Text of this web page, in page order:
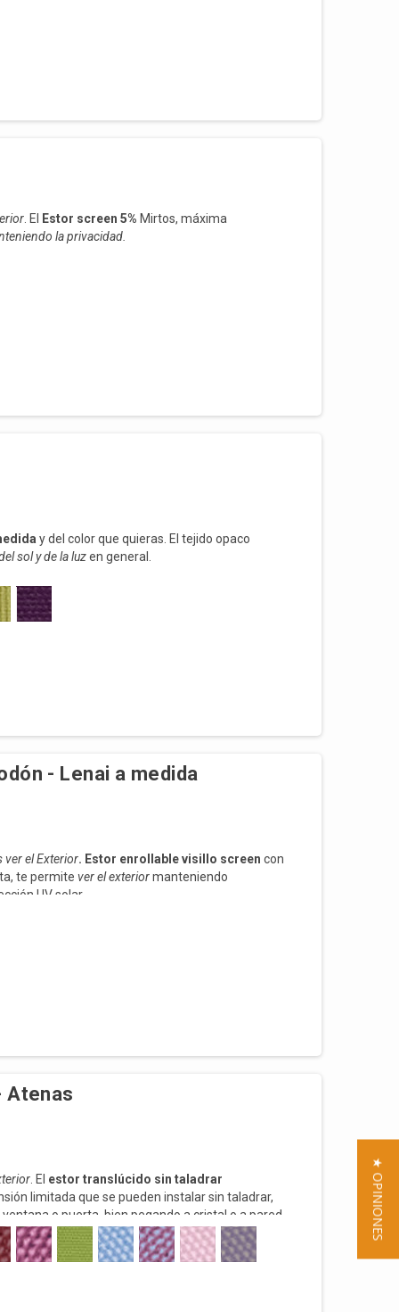
. El Estor screen 5% Mirtos, máxima
la privacidad.
y del color que quieras. El tejido opaco
sol y de la luzen general.
211 VIOLETA
- Lenai a medida
ver el Exterior. Estor enrollablevisillo screencon
te permitever el exteriormanteniendo
UV solar.
Atenas
El estor translúcido sin taladrar
limitada que se pueden instalar sin taladrar,
o puerta, bien pegando a cristal o a pared
tú mismo, compra e instala el estor muy
109 LILA110 PISTACHO112 AZUL CIELO
113 LAVANDA FLORAL
114 ROSA AMARANTO
115 MORADO PASTEL ★ OPINIONES